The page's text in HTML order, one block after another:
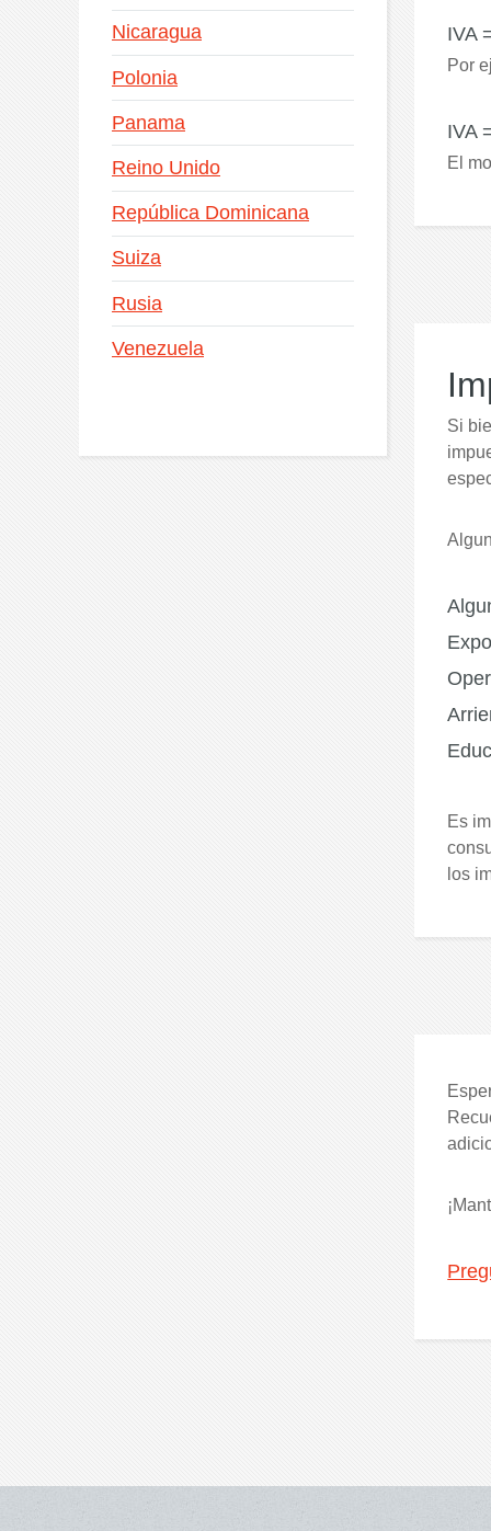
Nicaragua
Polonia
Panama
Reino Unido
República Dominicana
Suiza
Rusia
Venezuela
IVA
Por
IVA
El
Si
Es
los